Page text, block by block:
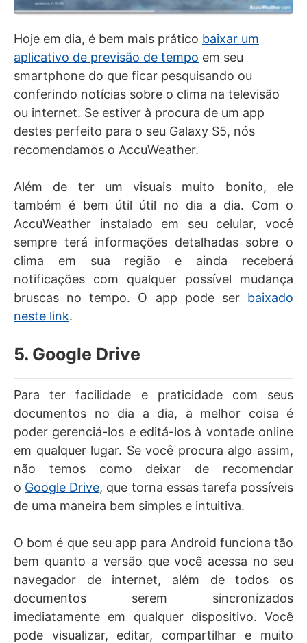
Hoje em dia, é bem mais prático baixar um
aplicativo de previsão de tempo em seu
smartphone do que ficar pesquisando ou
conferindo notícias sobre o clima na televisão
ou internet. Se estiver à procura de um app
destes perfeito para o seu Galaxy S5, nós
recomendamos o AccuWeather.
Além de ter um visuais muito bonito, ele
também é bem útil útil no dia a dia. Com o
AccuWeather instalado em seu celular, você
sempre terá informações detalhadas sobre o
clima em sua região e ainda receberá
notificações com qualquer possível mudança
bruscas no tempo. O app pode ser baixado
neste link.
5. Google Drive
Para ter facilidade e praticidade com seus
documentos no dia a dia, a melhor coisa é
poder gerenciá-los e editá-los à vontade online
em qualquer lugar. Se você procura algo assim,
não temos como deixar de recomendar
o Google Drive, que torna essas tarefa possíveis
de uma maneira bem simples e intuitiva.
O bom é que seu app para Android funciona tão
bem quanto a versão que você acessa no seu
navegador de internet, além de todos os
documentos serem sincronizados
imediatamente em qualquer dispositivo. Você
pode visualizar, editar, compartilhar e muito